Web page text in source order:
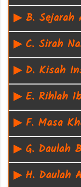
▶ B. Sejarah
▶ C. Sirah
▶ D. Kisah
▶ E. Rihlah
▶ F. Masa
▶ G. Daulah
▶ H. Daulah